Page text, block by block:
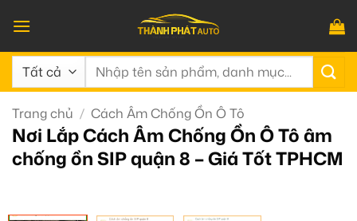
qua
nội
dung
Tìm
Trang chủ / Cách Âm Chống Ồn Ô Tô
Nơi Lắp Cách Âm Chống Ồn Ô Tô âm
chống ồn SIP quận 8 – Giá Tốt TPHCM